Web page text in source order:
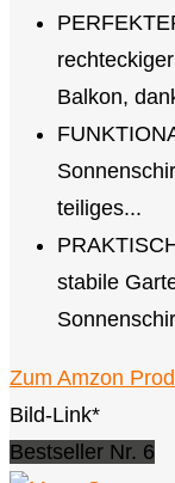
Balkon,
teiliges...
stabile
Zum Amzon
Bild-Link*
Bestseller Nr. 6